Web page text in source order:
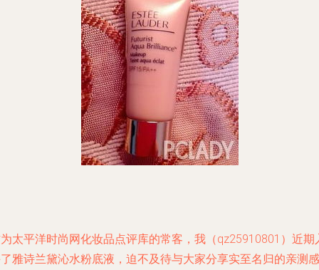
太平洋时尚网化妆品点评库的常客，我（qz25910801）近期
雅诗兰黛沁水粉底液，迫不及待与大家分享实至名归的亲测感